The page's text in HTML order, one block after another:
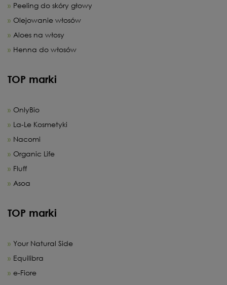
Peeling do skóry głowy
Olejowanie włosów
Aloes na włosy
Henna do włosów
TOP marki
OnlyBio
La-Le Kosmetyki
Nacomi
Organic Life
Fluff
Asoa
TOP marki
Your Natural Side
Equilibra
e-Fiore